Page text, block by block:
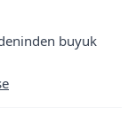
buyuk